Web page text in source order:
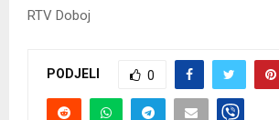
RTV Doboj
PODJELI 0